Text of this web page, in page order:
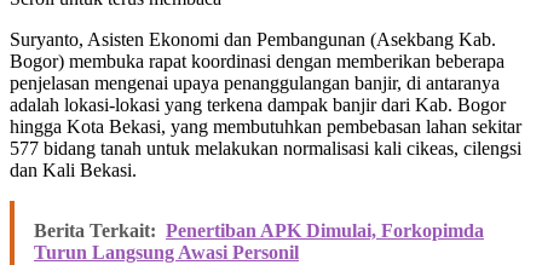
Suryanto, Asisten Ekonomi dan Pembangunan (Asekbang Kab.
Bogor) membuka rapat koordinasi dengan memberikan beberapa
penjelasan mengenai upaya penanggulangan banjir, di antaranya
adalah lokasi-lokasi yang terkena dampak banjir dari Kab. Bogor
hingga Kota Bekasi, yang membutuhkan pembebasan lahan sekitar
577 bidang tanah untuk melakukan normalisasi kali cikeas, cilengsi
dan Kali Bekasi.
Berita Terkait: Penertiban APK Dimulai, Forkopimda
Turun Langsung Awasi Personil